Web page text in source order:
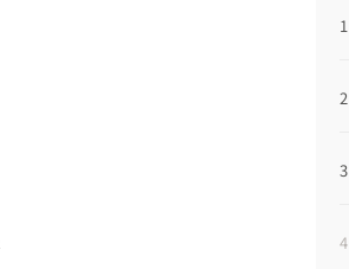
1
2
3
4